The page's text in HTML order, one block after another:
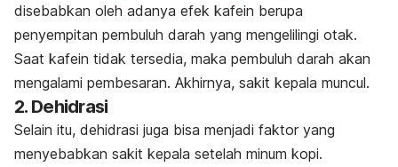
disebabkan oleh adanya efek kafein berupa
penyempitan pembuluh darah yang mengelilingi otak.
Saat kafein tidak tersedia, maka pembuluh darah akan
mengalami pembesaran. Akhirnya, sakit kepala muncul.
2. Dehidrasi
Selain itu, dehidrasi juga bisa menjadi faktor yang
menyebabkan sakit kepala setelah minum kopi.